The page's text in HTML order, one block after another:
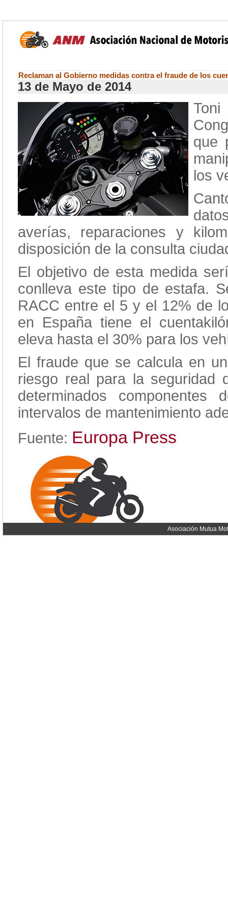
Reclaman al Gobierno medidas contra el fraude de los
13 de Mayo de 2014
que
los
averías, reparaciones y
disposición de la consulta
El objetivo de esta medida
conlleva este tipo de estafa.
RACC entre el 5 y el 12% de
en España tiene el
eleva hasta el 30% para los
El fraude que se calcula en
riesgo real para la seguridad
determinados
intervalos de mantenimiento
Fuente: Europa Press
Asociación Mutua